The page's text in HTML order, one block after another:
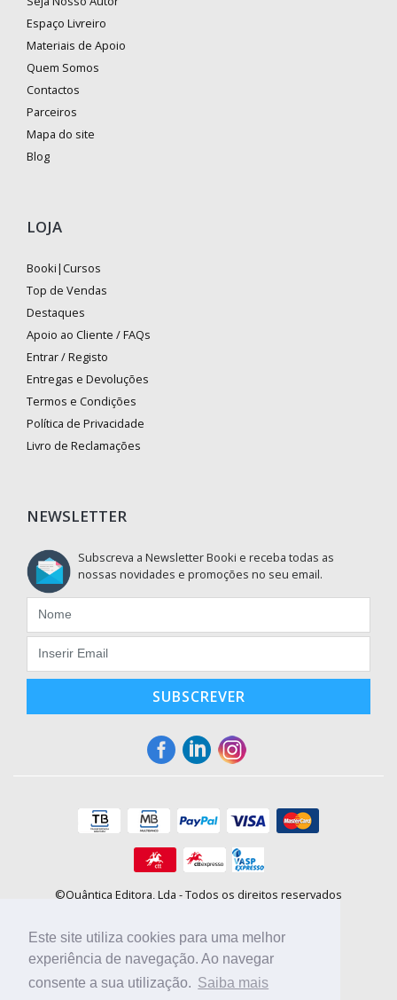
Este site utiliza cookies para uma melhor
experiência de navegação. Ao navegar
consente a sua utilização. Saiba mais
Espaço Livreiro
Materiais de Apoio
Quem Somos
Contactos
Parceiros
Mapa do site
Blog
LOJA
Booki|Cursos
Top de Vendas
Destaques
Apoio ao Cliente / FAQs
Entrar / Registo
Entregas e Devoluções
Termos e Condições
Política de Privacidade
Livro de Reclamações
NEWSLETTER
Subscreva a Newsletter Booki e receba todas as
nossas novidades e promoções no seu email.
SUBSCREVER
©Quântica Editora, Lda - Todos os direitos reservados
E-mail: info@booki.pt
Tel.: +351 220 104 872(custo de chamada para a rede fixa